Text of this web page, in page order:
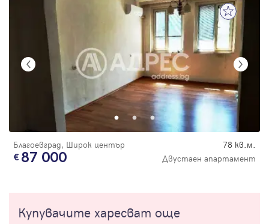
Благоевград, Широк център 78 кв.м.
87 000 Двустаен апартамент
Купувачите харесват още